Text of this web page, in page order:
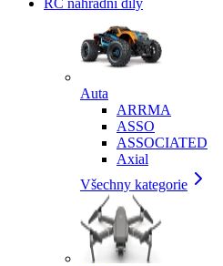
RC náhradní díly
Auta
ARRMA
ASSO
ASSOCIATED
Axial
Všechny kategorie